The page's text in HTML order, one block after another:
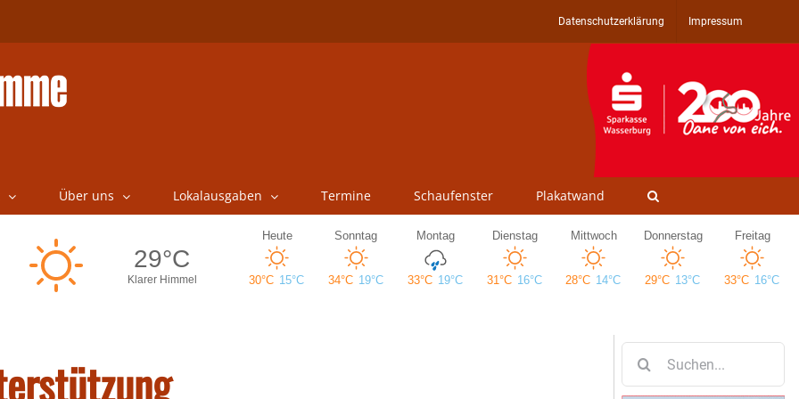
Datenschutzerklärung Impressum
Über uns Lokalausgaben Termine Schaufenster Plakatwand
nach: